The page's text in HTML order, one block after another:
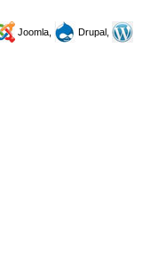
Joomla,
Drupal,